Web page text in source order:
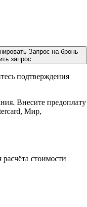
Запрос на бронь
запрос
подтверждения
Внесите предоплату
Мир,
стоимости